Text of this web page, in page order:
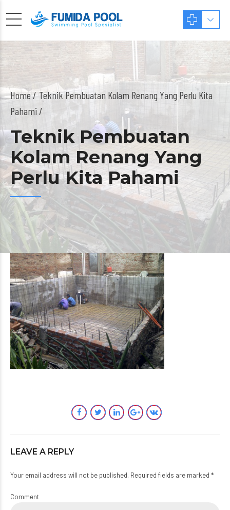
Home
Teknik Pembuatan Kolam Renang Yang Perlu Kita
Pahami /
Teknik Pembuatan
Kolam Renang Yang
Perlu Kita Pahami
LEAVE A REPLY
Your email address will not be published. Required fields are marked *
Comment